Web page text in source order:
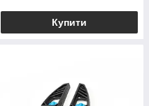
Купити